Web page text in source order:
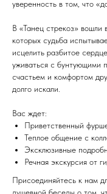
уверенность в том, что
В «Танец стрекоз» вошли
которых судьба
исцелить разбитое
уживаться с бунтующими
счастьем и комфортом
долго искали.
Вас ждет:
Приветственный
Теплое общение с
Эксклюзивные
Речная экскурсия от
Присоединяйтесь к нам